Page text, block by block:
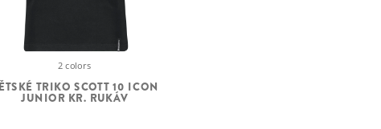
2 colors
TRIKO SCOTT 10 ICON
JUNIOR KR. RUKÁV